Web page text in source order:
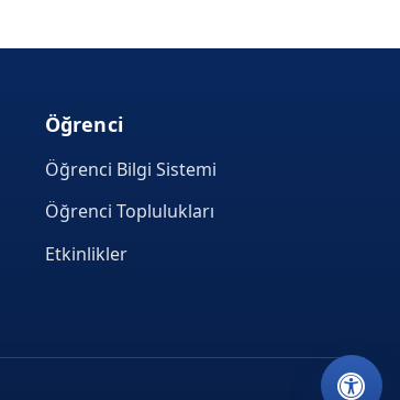
Öğrenci
Öğrenci Bilgi Sistemi
Öğrenci Toplulukları
Etkinlikler